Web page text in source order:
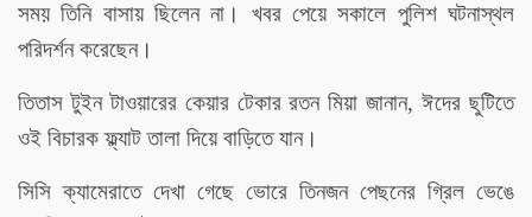
সময় তিনি বাসায় ছিলেন না। খবর পেয়ে সকালে পুলিশ ঘটনাস্থল
পরিদর্শন করেছেন।
তিতাস টুইন টাওয়ারের কেয়ার টেকার রতন মিয়া জানান, ঈদের ছুটিতে
ওই বিচারক ফ্ল্যাট তালা দিয়ে বাড়িতে যান।
সিসি ক্যামেরাতে দেখা গেছে ভোরে তিনজন পেছনের গ্রিল ভেঙে